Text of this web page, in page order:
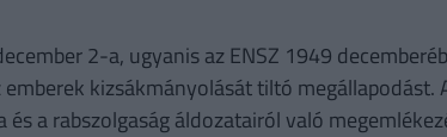
2-a, ugyanis az ENSZ 1949
kizsákmányolását tiltó megállapodást.
a rabszolgaság áldozatairól való